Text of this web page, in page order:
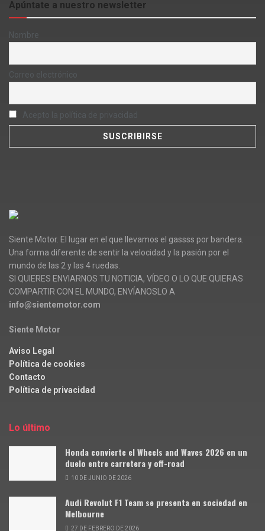
Apúntate a nuestro newsletter
Nombre
Correo electrónico
Acepto la política de privacidad
Siente Motor. El lugar en el que llevamos el gassss por bandera.
Una forma diferente de sentir la velocidad y la pasión por el
mundo de las 2 y las 4 ruedas.
SI QUIERES ENVIARNOS TU NOTICIA, VÍDEO O LO QUE QUIERAS
COMPARTIR CON EL MUNDO, ENVÍANOSLO A
info@sientemotor.com
Siente Motor
Aviso Legal
Política de cookies
Contacto
Política de privacidad
Lo último
Honda convierte el Wheels and Waves 2026 en un
duelo entre carretera y off-road
10 DE JUNIO DE 2026
Audi Revolut F1 Team se presenta en sociedad en
Melbourne
27 DE FEBRERO DE 2026